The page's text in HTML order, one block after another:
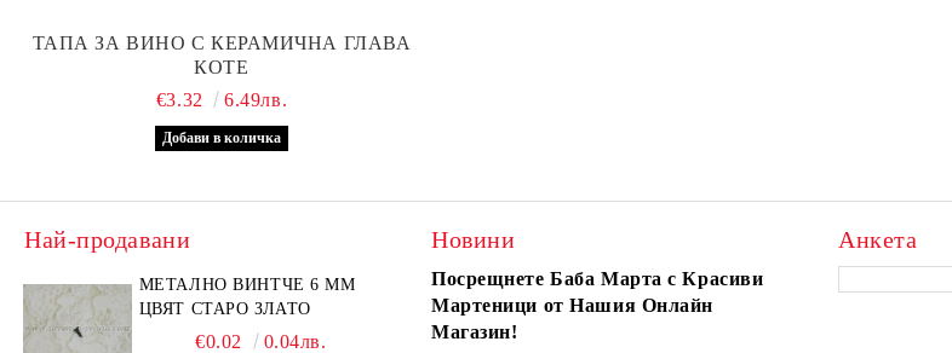
ТАПА ЗА ВИНО С КЕРАМИЧНА ГЛАВА
КОТЕ
€3.32
6.49лв.
Най-продавани
МЕТАЛНО ВИНТЧЕ 6 ММ
ЦВЯТ СТАРО ЗЛАТО
€0.02 0.04лв.
Новини
Посрещнете Баба Марта с Красиви
Мартеници от Нашия Онлайн
Магазин!
Анкета